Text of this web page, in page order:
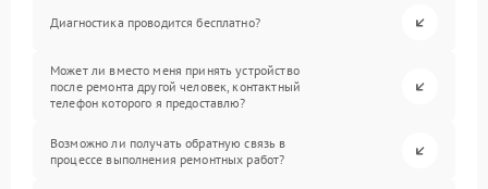
Диагностика проводится бесплатно?
Может ли вместо меня принять устройство
после ремонта другой человек, контактный
телефон которого я предоставлю?
Возможно ли получать обратную связь в
процессе выполнения ремонтных работ?